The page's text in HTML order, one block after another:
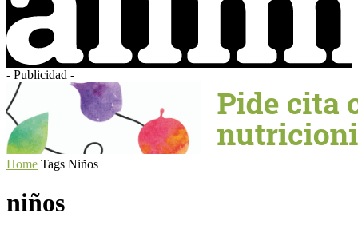
- Publicidad -
Home Tags Niños
niños